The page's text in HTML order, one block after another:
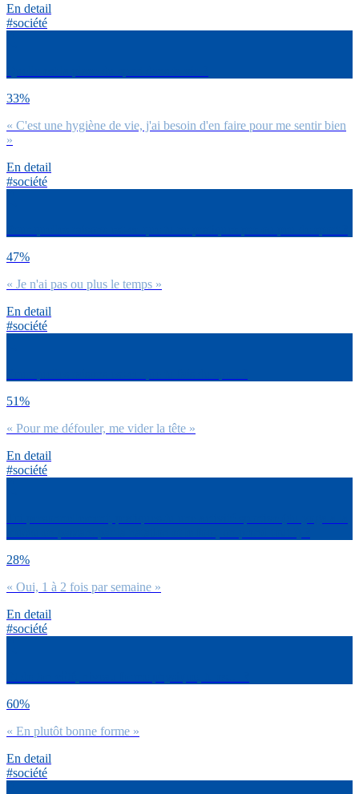
En detail
#société
33%
« C'est une hygiène de vie, j'ai besoin d'en faire pour me sentir bien
»
En detail
#société
47%
« Je n'ai pas ou plus le temps »
En detail
#société
51%
« Pour me défouler, me vider la tête »
En detail
#société
28%
« Oui, 1 à 2 fois par semaine »
En detail
#société
60%
« En plutôt bonne forme »
En detail
#société